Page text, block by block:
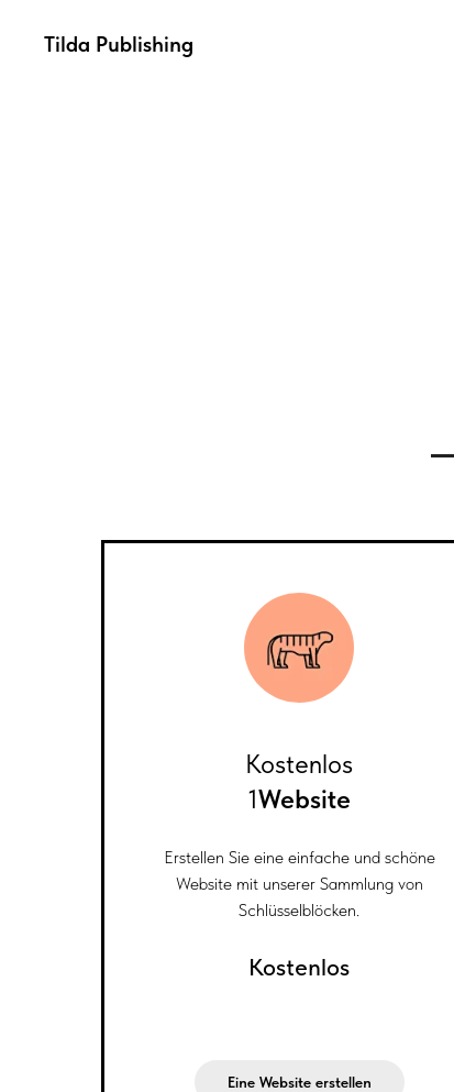
Tilda Publishing
Kostenlos
1Website
Erstellen Sie eine einfache und schöne
Website mit unserer Sammlung von
Schlüsselblöcken.
Kostenlos
Eine Website erstellen